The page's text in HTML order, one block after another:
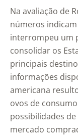
Na avaliação de
números
interrompeu um
consolidar os
principais
informações
americana
ovos de
possibilidades
mercado